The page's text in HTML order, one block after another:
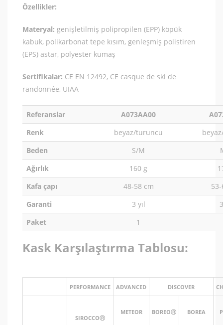
Özellikler:
Materyal: genişletilmiş polipropilen (EPP) köpük
kabuk, polikarbonat tepe kısım, genleşmiş polistiren
(EPS) astar, polyester kumaş
Sertifikalar: CE EN 12492, CE casque de ski de
randonnée, UIAA
Referanslar A073AA00
Renk
beyaz/turuncu
Beden
S/M
Ağırlık
160 g
Kafa çapı
48-58 cm
Garanti
3 yıl
Paket
1
Kask Karşılaştırma Tablosu:
PERFORMANCE ADVANCED DISCOVER
SIROCCOⓇ
METEOR BOREOⓇ BOREA